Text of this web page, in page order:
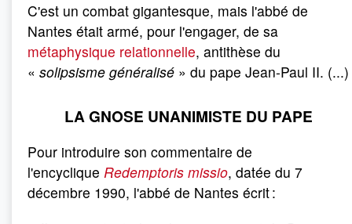
C'est un combat gigantesque, mais l'abbé de
Nantes était armé, pour l'engager, de sa
métaphysique relationnelle, antithèse du
« solipsisme généralisé » du pape Jean-Paul II. (...)
LA GNOSE UNANIMISTE DU PAPE
Pour introduire son commentaire de
l'encyclique Redemptoris missio, datée du 7
décembre 1990, l'abbé de Nantes écrit :